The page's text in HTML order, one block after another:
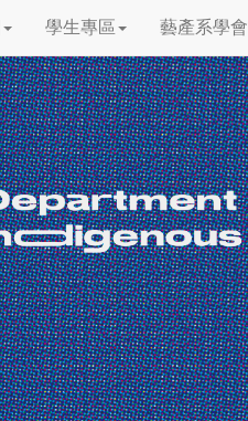
學生專區 藝產系學會